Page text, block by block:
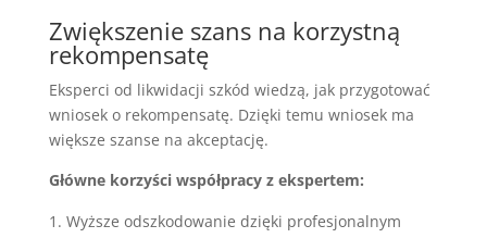
Zwiększenie szans na korzystną
rekompensatę
Eksperci od likwidacji szkód wiedzą, jak przygotować
wniosek o rekompensatę. Dzięki temu wniosek ma
większe szanse na akceptację.
Główne korzyści współpracy z ekspertem:
Wyższe odszkodowanie dzięki profesjonalnym